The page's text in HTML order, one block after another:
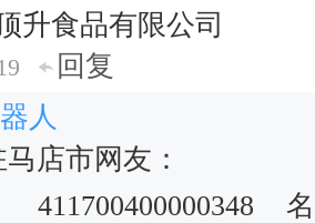
升食品有限公司
回复
人
店市网友：
411700400000348